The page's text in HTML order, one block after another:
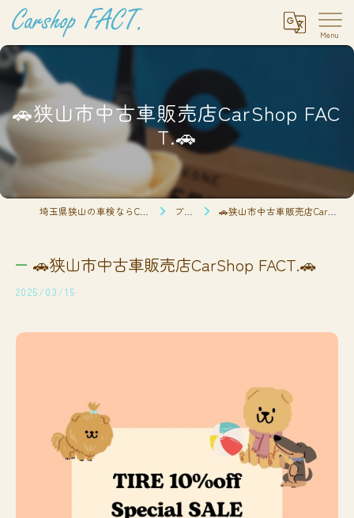
🚗狭山市中古車販売店CarShop FAC
T.🚗
ブログ 🚗狭山市中古車販売店CarShop FACT.🚗
🚗狭山市中古車販売店CarShop FACT.🚗
2025/03/15